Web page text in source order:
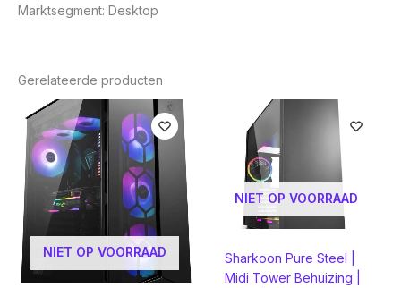
Marktsegment: Desktop
Gerelateerde producten
NIET OP VOORRAAD
NIET OP VOORRAAD
Sharkoon Pure Steel |
Midi Tower Behuizing |